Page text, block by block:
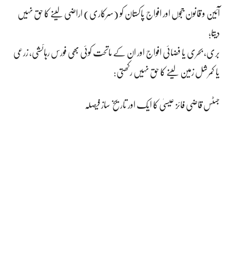
آئین و قانون ججوں اور افواج پاکستان کو (سرکاری) اراضی لینے کا حق نہیں
دیتا؛
بری، بحری یا فضائی افواج اور ان کے ماتحت کوئی بھی فورس رہائشی، زرعی
یا کمرشل زمین لینے کا حق نہیں رکھتی:
جسٹس قاضی فائز عیسیٰ کا ایک اور تاریخ ساز فیصلہ